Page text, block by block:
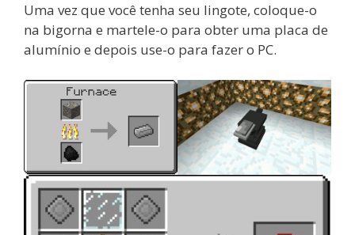
Uma vez que você tenha seu lingote, coloque-o
na bigorna e martele-o para obter uma placa de
alumínio e depois use-o para fazer o PC.